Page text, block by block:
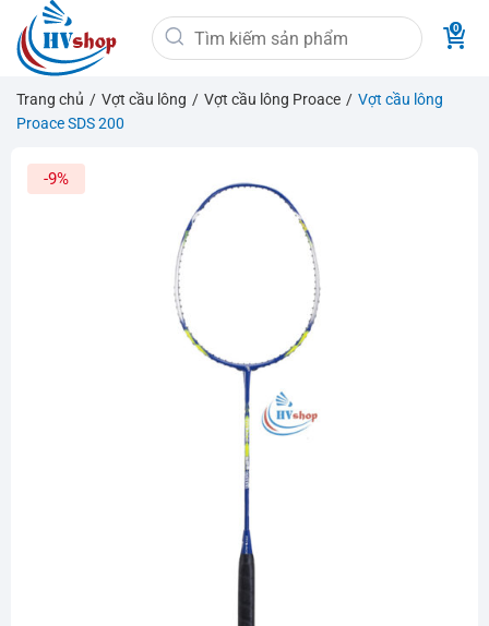
qua
nội
dung
Tìm
kiếm:
Trang chủ / Vợt cầu lông / Vợt cầu lông Proace / Vợt cầu lông
Proace SDS 200
-9%